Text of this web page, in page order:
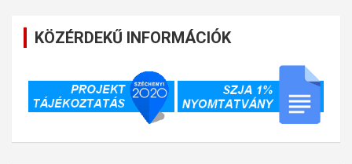
KÖZÉRDEKŰ INFORMÁCIÓK